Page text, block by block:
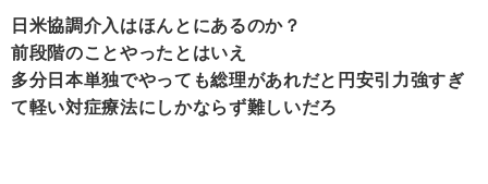
日米協調介入はほんとにあるのか？
前段階のことやったとはいえ
多分日本単独でやっても総理があれだと円安引力強すぎ
て軽い対症療法にしかならず難しいだろ